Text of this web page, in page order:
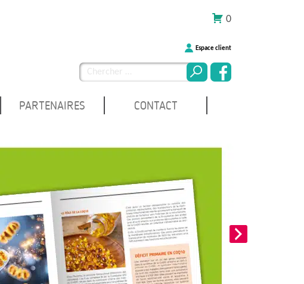
0
Espace client
Chercher
pour
:
PARTENAIRES CONTACT